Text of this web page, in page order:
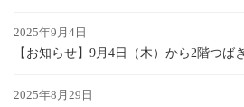
2025年9月4日
【お知らせ】9月4日（木）から2階つば
2025年8月29日